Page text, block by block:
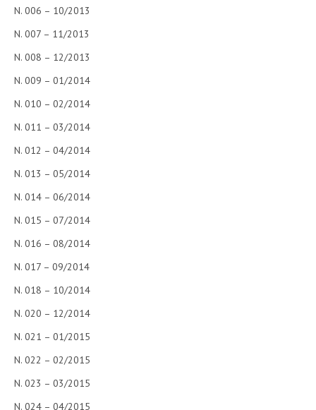
N. 006 – 10/2013
N. 007 – 11/2013
N. 008 – 12/2013
N. 009 – 01/2014
N. 010 – 02/2014
N. 011 – 03/2014
N. 012 – 04/2014
N. 013 – 05/2014
N. 014 – 06/2014
N. 015 – 07/2014
N. 016 – 08/2014
N. 017 – 09/2014
N. 018 – 10/2014
N. 020 – 12/2014
N. 021 – 01/2015
N. 022 – 02/2015
N. 023 – 03/2015
N. 024 – 04/2015